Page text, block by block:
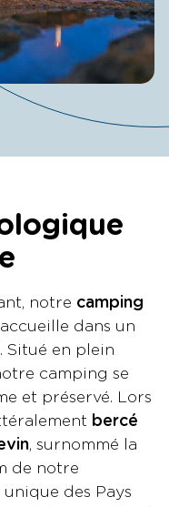
notre camping
dans un
Situé en plein
camping se
et préservé. Lors
bercé
, surnommé la
de notre
des Pays